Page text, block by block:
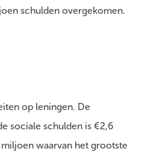
schulden overgekomen.
op leningen. De
sociale schulden is €2,6
waarvan het grootste